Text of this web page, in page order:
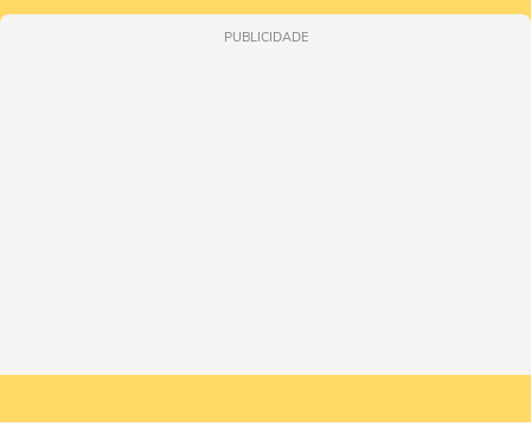
PUBLICIDADE